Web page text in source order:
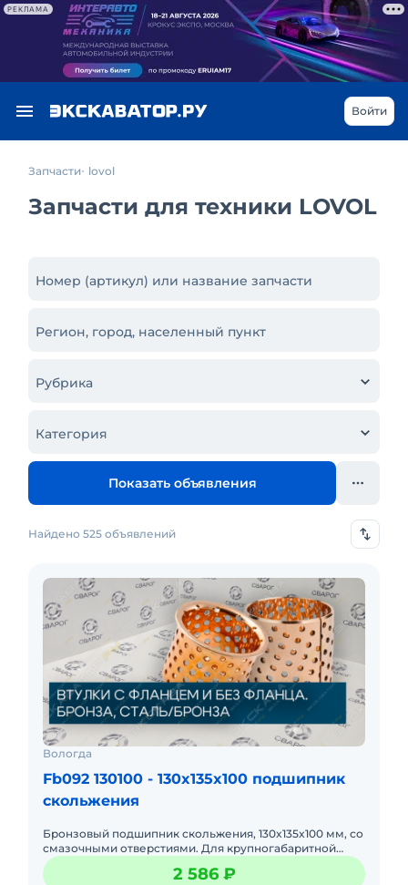
РЕКЛАМА
Войти
Запчасти lovol
Запчасти для техники LOVOL
Номер (артикул) или название запчасти
Регион, город, населенный пункт
Рубрика
Категория
Показать объявления
Найдено 525 объявлений
Вологда
Fb092 130100 - 130x135x100 подшипник
скольжения
Бронзовый подшипник скольжения, 130x135x100 мм, со
смазочными отверстиями. Для крупногабаритной
техники. Очень высокая грузоподъемность, стойкость
к вибрациям,
2 586 ₽